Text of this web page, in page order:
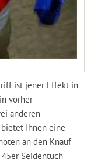
ist jener Effekt in
vorher
anderen
bietet Ihnen eine
an den Knauf
Seidentuch